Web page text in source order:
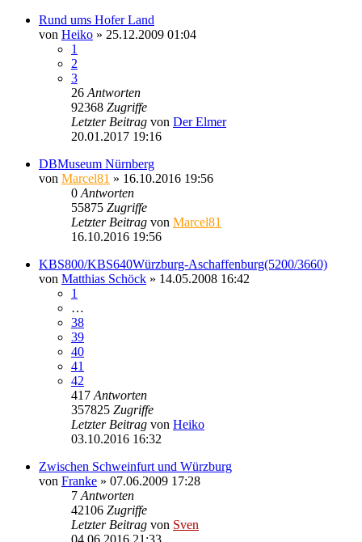
Rund ums Hofer Land
von Heiko » 25.12.2009 01:04
1
2
3
26 Antworten
92368 Zugriffe
Letzter Beitrag von Der Elmer
20.01.2017 19:16
DBMuseum Nürnberg
von Marcel81 » 16.10.2016 19:56
0 Antworten
55875 Zugriffe
Letzter Beitrag von Marcel81
16.10.2016 19:56
KBS800/KBS640Würzburg-Aschaffenburg(5200/3660)
von Matthias Schöck » 14.05.2008 16:42
1
…
38
39
40
41
42
417 Antworten
357825 Zugriffe
Letzter Beitrag von Heiko
03.10.2016 16:32
Zwischen Schweinfurt und Würzburg
von Franke » 07.06.2009 17:28
7 Antworten
42106 Zugriffe
Letzter Beitrag von Sven
04.06.2016 21:33